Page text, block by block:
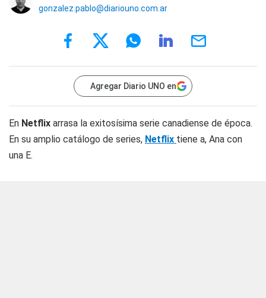
gonzalez.pablo@diariouno.com.ar
Agregar Diario UNO en
En Netflix arrasa la exitosísima serie canadiense de época.
En su amplio catálogo de series, Netflix tiene a, Ana con
una E.